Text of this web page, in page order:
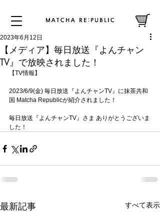
【メディア】毎日放送『よんチャン
TV』で放映されました！
2023年6月12日
【TV情報】
2023/6/9(金) 毎日放送『よんチャンTV』に抹茶共和
国 Matcha Republicが紹介されました！
毎日放送『よんチャンTV』さま ありがとうございま
した！
最新記事 すべて表示